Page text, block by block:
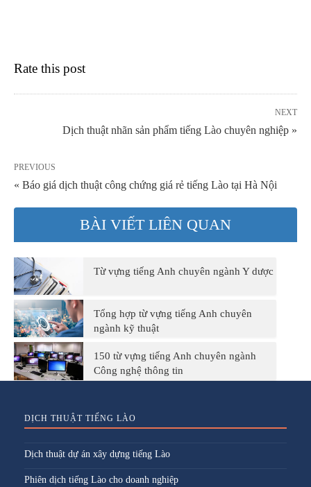
Rate this post
NEXT
Dịch thuật nhãn sản phẩm tiếng Lào chuyên nghiệp »
PREVIOUS
« Báo giá dịch thuật công chứng giá rẻ tiếng Lào tại Hà Nội
BÀI VIẾT LIÊN QUAN
Từ vựng tiếng Anh chuyên ngành Y dược
Tổng hợp từ vựng tiếng Anh chuyên
ngành kỹ thuật
150 từ vựng tiếng Anh chuyên ngành
Công nghệ thông tin
DỊCH THUẬT TIẾNG LÀO
Dịch thuật dự án xây dựng tiếng Lào
Phiên dịch tiếng Lào cho doanh nghiệp